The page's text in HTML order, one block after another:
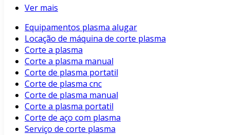
Ver mais
Equipamentos plasma alugar
Locação de máquina de corte plasma
Corte a plasma
Corte a plasma manual
Corte de plasma portatil
Corte de plasma cnc
Corte de plasma manual
Corte a plasma portatil
Corte de aço com plasma
Serviço de corte plasma